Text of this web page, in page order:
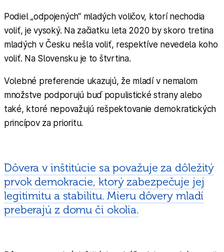
Podiel „odpojených“ mladých voličov, ktorí nechodia
voliť, je vysoký. Na začiatku leta 2020 by skoro tretina
mladých v Česku nešla voliť, respektíve nevedela koho
voliť. Na Slovensku je to štvrtina.
Volebné preferencie ukazujú, že mladí v nemalom
množstve podporujú buď populistické strany alebo
také, ktoré nepovažujú rešpektovanie demokratických
princípov za prioritu.
Dôvera v inštitúcie sa považuje za dôležitý
prvok demokracie, ktorý zabezpečuje jej
legitimitu a stabilitu. Mieru dôvery mladí
preberajú z domu či okolia.